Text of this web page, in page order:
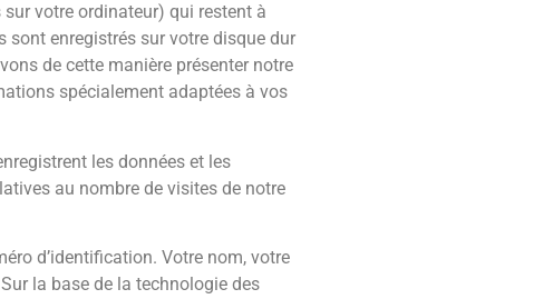
votre ordinateur) qui restent à
sont enregistrés sur votre disque dur
de cette manière présenter notre
spécialement adaptées à vos
les données et les
au nombre de visites de notre
d’identification. Votre nom, votre
la base de la technologie des